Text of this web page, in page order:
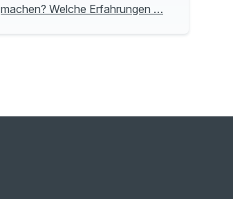
machen? Welche Erfahrungen …